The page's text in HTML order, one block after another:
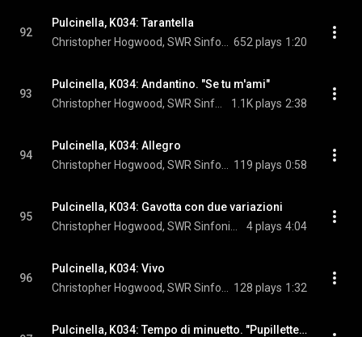
92
Pulcinella, K034: Tarantella
652 plays 1:20
93
Pulcinella, K034: Andantino. "Se tu m'ami"
1.1K plays 2:38
94
Pulcinella, K034: Allegro
119 plays 0:58
95
Pulcinella, K034: Gavotta con due variazioni
4 plays 4:04
96
Pulcinella, K034: Vivo
128 plays 1:32
Pulcinella, K034: Tempo di minuetto. "Pupillette, fiammette d'amore"